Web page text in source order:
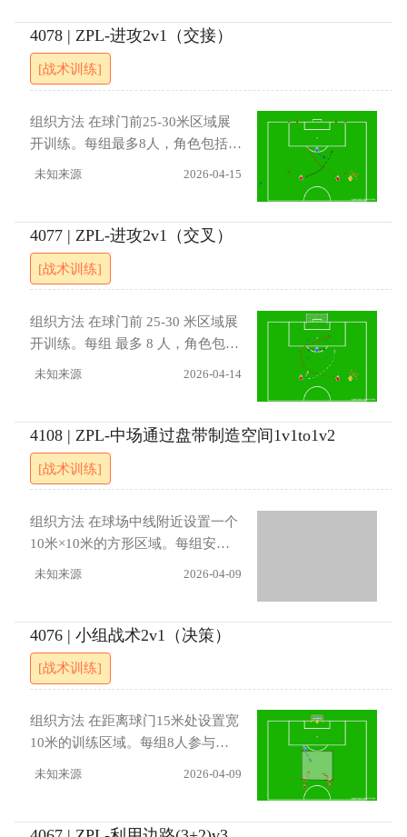
机。内切、假射、扣球与传中动作之间要衔接连贯，另一侧
包抄队员的启动时机需与持球队员的决策同步。 进展 （1）
初始阶段可单独练习各项技术动作，逐步过渡到增加1-2名防
守队员进行对抗。（2） 在球场右侧进行相同训练，根据自
身惯用脚特点，选择合适的盘带技巧，重点运用脚内侧与脚
外侧控制带球节奏。
4078 | ZPL-进攻2v1（交接）
[战术训练]
组织方法 在球门前25-30米区域展
开训练。每组最多8人，角色包括两
名进攻队员（A与B）、一名防守队
球，B迅速向A的靠近进行交叉跑
动，此后两人可自由发挥完成进攻
是否完成交接。整个练习需在遵守
门中任意一门则成功。 指导要点 进
攻方应利用二对一的人数优势，制
手”的概念：即通过传球或盘带吸引
策。注重运用个人盘带技术摆脱盯
防，并强调两名队员之间的默契配
合与突破。所有队员需保持高度注
意力集中。 进展 （1）规定进攻时
间为八秒
未知来源 2026-04-15
4077 | ZPL-进攻2v1（交叉）
[战术训练]
组织方法 在球⻔前 25-30 米区域展
开训练。每组 最多 8 人，⻆色包括
两名进攻队员(A 与 B)、一名防守
后，迅速向 B 的身后进行交叉跑
动，此后两人可自由发挥完成进
攻。整 个练习需在遵守比赛规则的
用二对一的人数优势，制造防守队
员的迟疑。掌握“固定对手”的概 念:
人后，再做出下一步决策。注重运
两名队员之间的默契配合与突破。
所有队员需保 持高度注意力集中。
进展 (1) 限定A传球后必须完成交叉
跑动，且B只能直接完成射⻔。(2)
取消固定跑动路线，允许A、B在传
球后自由选择套边或内切等配合 方
在10秒内完成。
未知来源 2026-04-14
4108 | ZPL-中场通过盘带制造空间1v1to1v2
[战术训练]
组织方法 在球场中线附近设置一个
10米×10米的方形区域。每组安排
一名进攻队员和一名防守队员，两
守队员方可启动，逼近并压缩空
间。进攻队员接球后，需通过个人
盘带摆脱防守，最终将球分到前场
成功抢断，可立即向这两个小球门
发起反击。进展 （1） 在场地内增
面，提高进攻难度。（2）在5秒内
节奏变化、变向等盘带技术，为自
未知来源 2026-04-09
4076 | 小组战术2v1（决策）
[战术训练]
组织方法 在距离球门15米处设置宽
10米的训练区域。每组8人参与，
包括防守队员（蓝队）和进攻队员
（红）随后进入区域并由队友（教
未知来源 2026-04-09